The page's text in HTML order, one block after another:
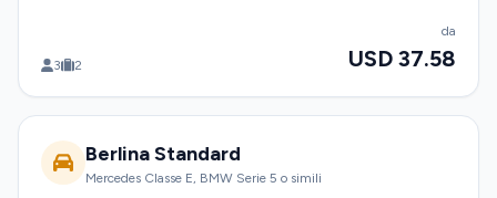
3 2
da
USD 37.58
Berlina Standard
Mercedes Classe E, BMW Serie 5 o simili